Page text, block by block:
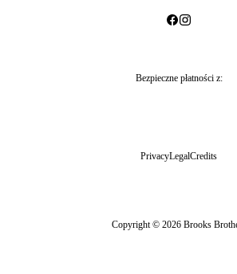
Bezpieczne płatności z:
PrivacyLegalCredits
Copyright © 2026 Brooks